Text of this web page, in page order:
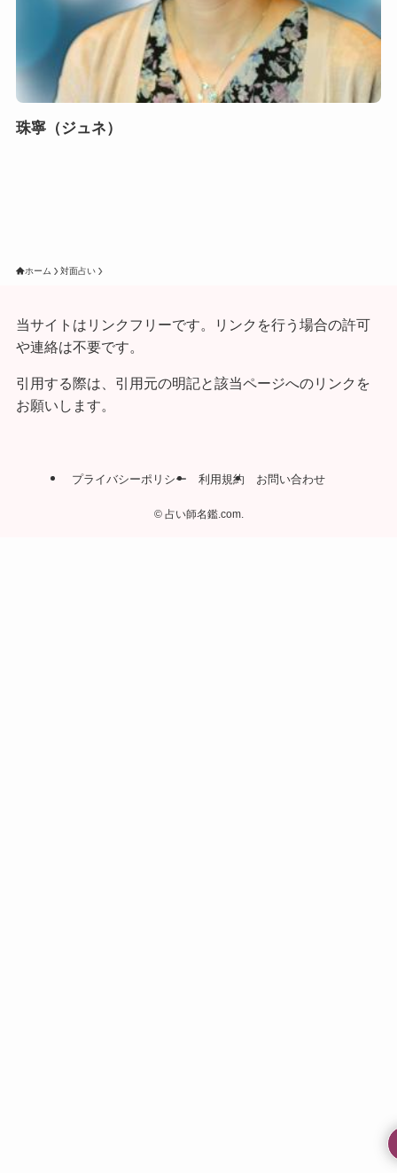
珠寧（ジュネ）
ホーム 対面占い
当サイトはリンクフリーです。リンクを行う場合の許可
や連絡は不要です。
引用する際は、引用元の明記と該当ページへのリンクを
お願いします。
プライバシーポリシー 利用規約 お問い合わせ
©占い師名鑑.com.